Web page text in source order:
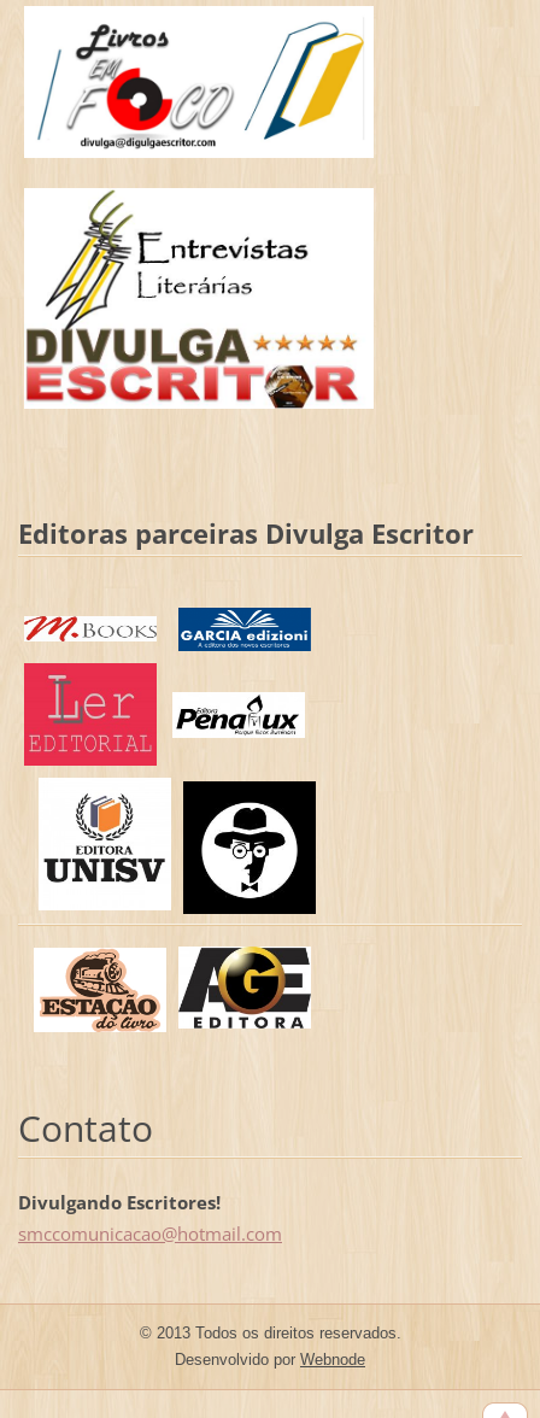
Editoras parceiras Divulga Escritor
Contato
Divulgando Escritores!
smccomunicacao@hotmail.com
© 2013 Todos os direitos reservados.
Desenvolvido por Webnode